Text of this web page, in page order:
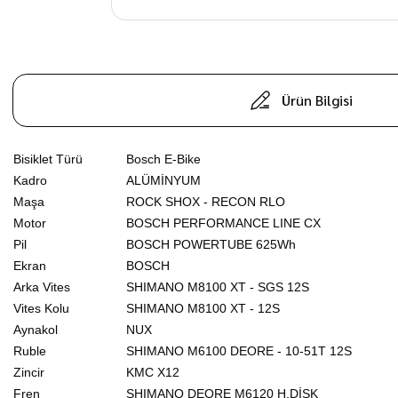
Ürün Bilgisi
Bisiklet Türü
Bosch E-Bike
Kadro
ALÜMİNYUM
Maşa
ROCK SHOX - RECON RLO
Motor
BOSCH PERFORMANCE LINE CX
Pil
BOSCH POWERTUBE 625Wh
Ekran
BOSCH
Arka Vites
SHIMANO M8100 XT - SGS 12S
Vites Kolu
SHIMANO M8100 XT - 12S
Aynakol
NUX
Ruble
SHIMANO M6100 DEORE - 10-51T 12S
Zincir
KMC X12
Fren
SHIMANO DEORE M6120 H.DİSK